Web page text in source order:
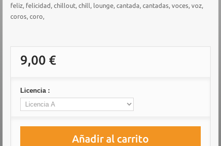
feliz, felicidad, chillout, chill, lounge, cantada, cantadas, voces, voz,
coros, coro,
9,00 €
Licencia :
Añadir al carrito